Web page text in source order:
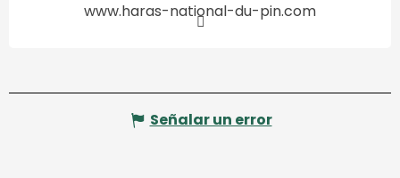
www.haras-national-du-pin.com
Señalar un error